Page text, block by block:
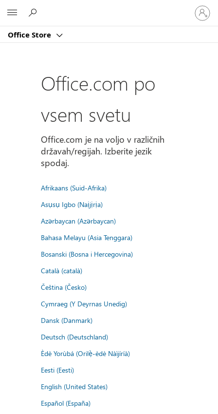
Office Store
Vpišite
se
v
račun
Office.com po
vsem svetu
Office.com je na voljo v različnih
državah/regijah. Izberite jezik
spodaj.
Afrikaans (Suid-Afrika)
Asụsụ Igbo (Naịjịrịa)
Azərbaycan (Azərbaycan)
Bahasa Melayu (Asia Tenggara)
Bosanski (Bosna i Hercegovina)
Català (català)
Čeština (Česko)
Cymraeg (Y Deyrnas Unedig)
Dansk (Danmark)
Deutsch (Deutschland)
Èdè Yorùbá (Orilẹ̀-èdè Nàìjíríà)
Eesti (Eesti)
English (United States)
Español (España)